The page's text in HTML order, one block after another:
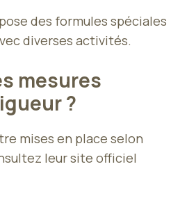
des formules spéciales
diverses activités.
mesures
?
mises en place selon
leur site officiel